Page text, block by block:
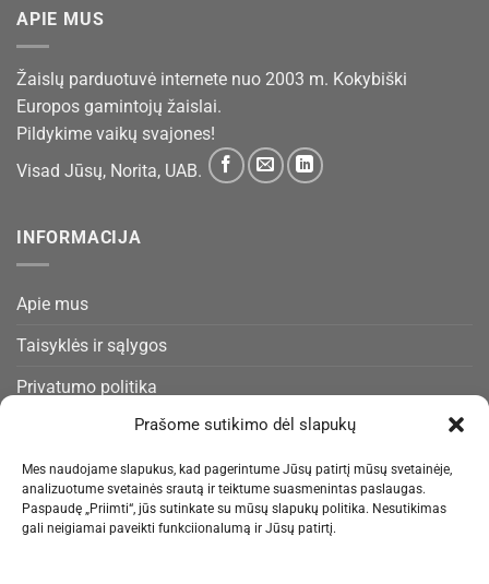
Prašome sutikimo dėl slapukų
Mes naudojame slapukus, kad pagerintume Jūsų patirtį mūsų svetainėje,
analizuotume svetainės srautą ir teiktume suasmenintas paslaugas.
Paspaudę „Priimti“, jūs sutinkate su mūsų slapukų politika. Nesutikimas
gali neigiamai paveikti funkciionalumą ir Jūsų patirtį.
APIE MUS
Žaislų parduotuvė internete nuo 2003 m. Kokybiški
Europos gamintojų žaislai.
Pildykime vaikų svajones!
Visad Jūsų, Norita, UAB.
INFORMACIJA
Apie mus
Taisyklės ir sąlygos
Privatumo politika
Slapukų politika
Pristatymas ir gražinimas
Kontaktai